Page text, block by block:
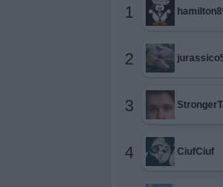
1
2
3
4 CiufCiuf